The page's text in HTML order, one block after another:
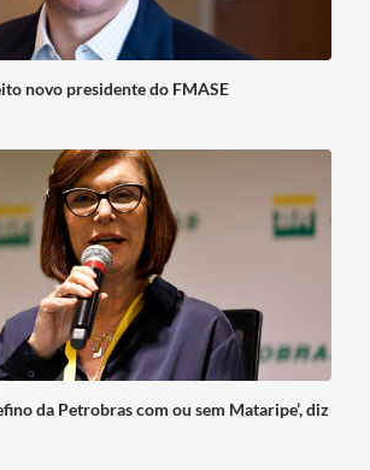
novo presidente do FMASE
da Petrobras com ou sem Mataripe’, diz